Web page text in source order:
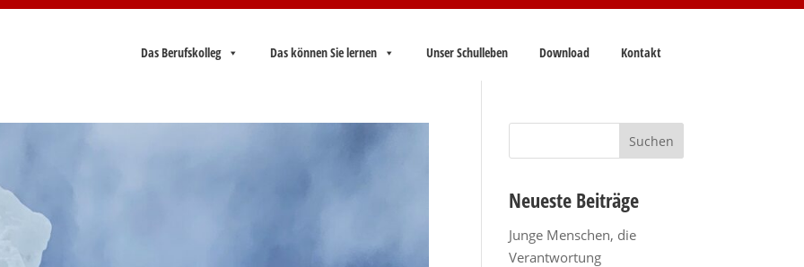
Das Berufskolleg Das können Sie lernen Unser Schulleben Download Kontakt
Suchen
Neueste Beiträge
Junge Menschen, die
Verantwortung